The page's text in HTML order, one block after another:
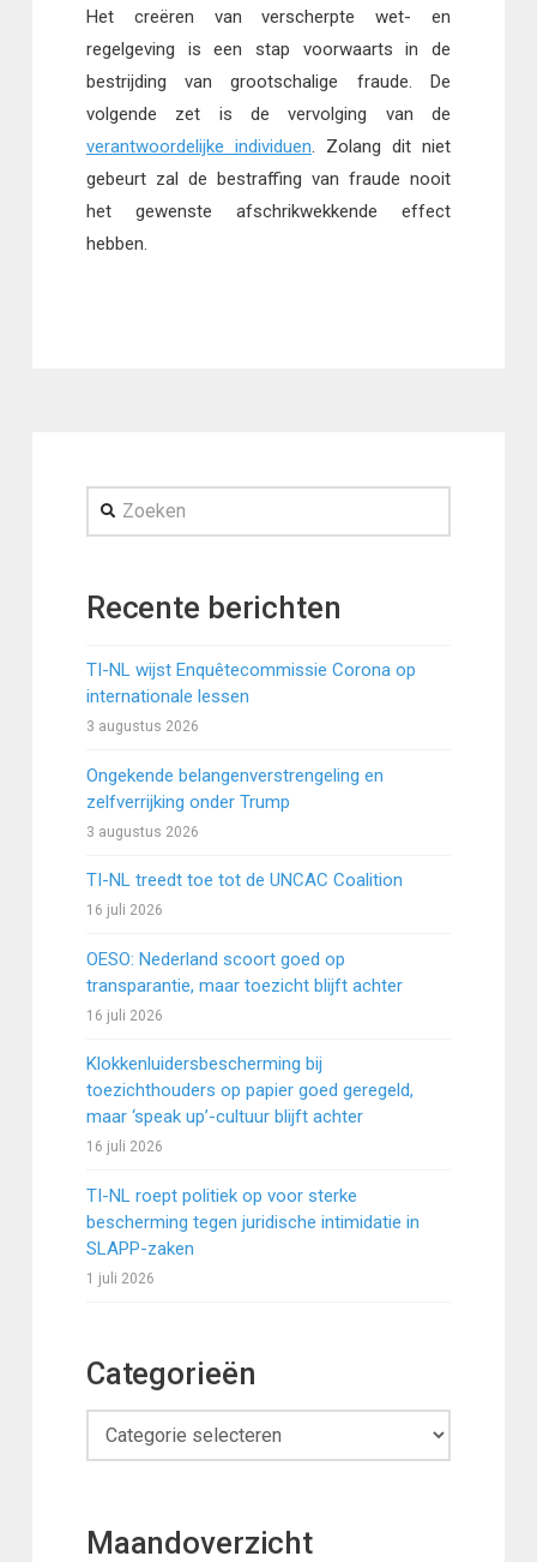
Het creëren van verscherpte wet- en
regelgeving is een stap voorwaarts in de
bestrijding van grootschalige fraude. De
volgende zet is de vervolging van de
verantwoordelijke individuen. Zolang dit niet
gebeurt zal de bestraffing van fraude nooit
het gewenste afschrikwekkende effect
hebben.
Zoeken
Recente berichten
TI-NL wijst Enquêtecommissie Corona op
internationale lessen
3 augustus 2026
Ongekende belangenverstrengeling en
zelfverrijking onder Trump
3 augustus 2026
TI-NL treedt toe tot de UNCAC Coalition
16 juli 2026
OESO: Nederland scoort goed op
transparantie, maar toezicht blijft achter
16 juli 2026
Klokkenluidersbescherming bij
toezichthouders op papier goed geregeld,
maar ‘speak up’-cultuur blijft achter
16 juli 2026
TI-NL roept politiek op voor sterke
bescherming tegen juridische intimidatie in
SLAPP-zaken
1 juli 2026
Categorieën
Categorieën
Maandoverzicht